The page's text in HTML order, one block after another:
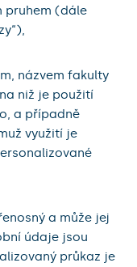
pruhem (dále
názvem fakulty
niž je použití
a případně
využití je
a může jej
údaje jsou
průkaz je